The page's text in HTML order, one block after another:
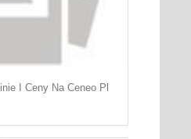
I Ceny Na Ceneo Pl